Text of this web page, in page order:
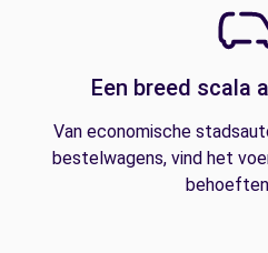
Een breed scala
Van economische
bestelwagens, vind het